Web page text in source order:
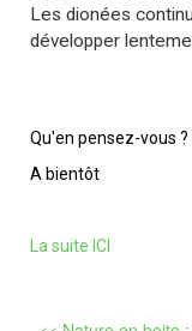
Les dionées
développer
Qu'en pensez-vous
A bientôt
La suite ICI